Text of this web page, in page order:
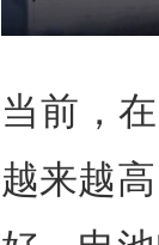
当前，
越来越